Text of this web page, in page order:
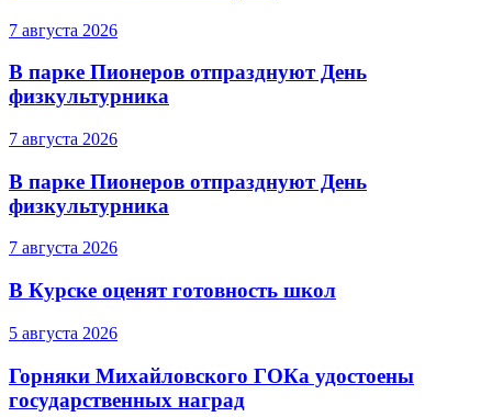
7 августа 2026
В парке Пионеров отпразднуют День
физкультурника
7 августа 2026
В парке Пионеров отпразднуют День
физкультурника
7 августа 2026
В Курске оценят готовность школ
5 августа 2026
Горняки Михайловского ГОКа удостоены
государственных наград